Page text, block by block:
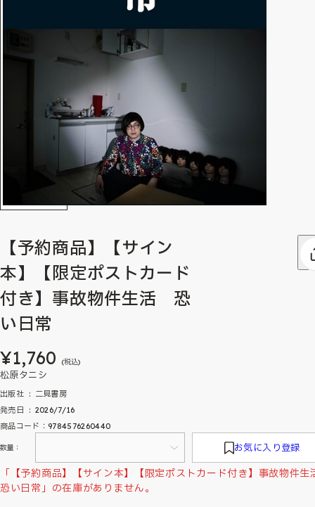
【予約商品】【サイン
本】【限定ポストカード
付き】事故物件生活 恐
い日常
¥1,760 (税込)
松原タニシ
出版社 ‏ : ‎ 二見書房
発売日 ‏ : ‎ 2026/7/16
商品コード：9784576260440
数量： お気に入り登録
「【予約商品】【サイン本】【限定ポストカード付き】事故物件
恐い日常」の在庫がありません。